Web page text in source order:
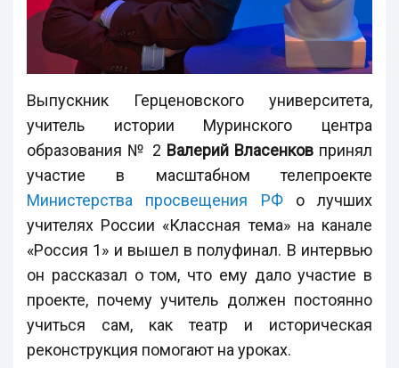
Выпускник Герценовского университета,
учитель истории Муринского центра
образования № 2 Валерий Власенковпринял
участие в масштабном телепроекте
Министерства просвещения РФо лучших
учителях России «Классная тема» на канале
«Россия 1» и вышел в полуфинал. В интервью
он рассказал о том, что ему дало участие в
проекте, почему учитель должен постоянно
учиться сам, как театр и историческая
реконструкция помогают на уроках.